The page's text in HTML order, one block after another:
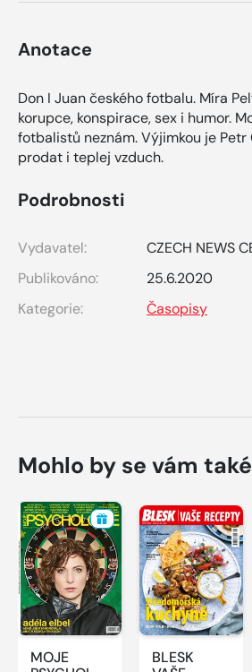
Anotace
Don I Juan českého fotbalu. Míra
korupce, konspirace, sex i humor.
fotbalistů neznám. Výjimkou je Petr
prodat i teplej vzduch.
Podrobnosti
Vydavatel:
CZECH NEWS
Publikováno:
25.6.2020
Kategorie:
Časopisy
Mohlo by se vám
MOJE
BLESK